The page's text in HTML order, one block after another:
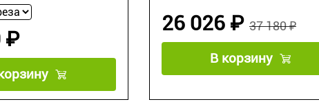
₽
37 180 ₽
26 026 ₽
В корзину